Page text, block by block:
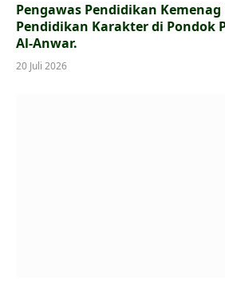
Pengawas Pendidikan
Pendidikan Karakter di Pondok
Al-Anwar.
20 Juli 2026